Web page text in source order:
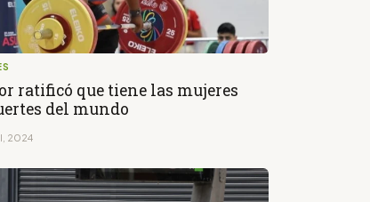
ratificó que tiene las mujeres
del mundo
2024